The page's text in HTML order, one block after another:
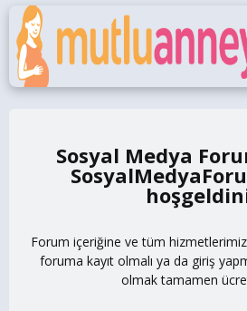
Sosyal Medya
Forum içeriğine ve tüm
foruma kayıt olmalı ya da giriş
olmak tamamen